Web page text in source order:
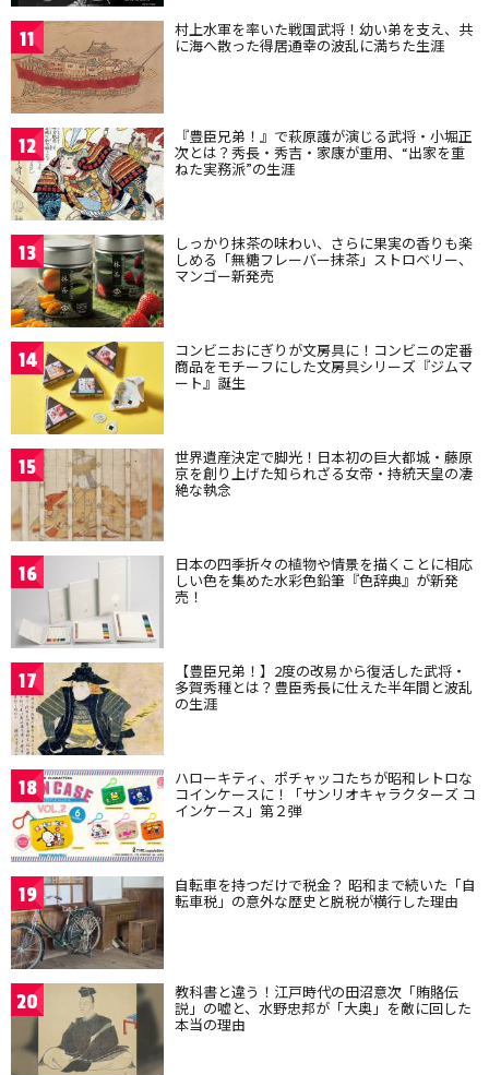
11 村上水軍を率いた戦国武将！幼い弟を支え、共
に海へ散った得居通幸の波乱に満ちた生涯
12 『豊臣兄弟！』で萩原護が演じる武将・小堀正
次とは？秀長・秀吉・家康が重用、“出家を重
ねた実務派”の生涯
13 しっかり抹茶の味わい、さらに果実の香りも楽
しめる「無糖フレーバー抹茶」ストロベリー、
マンゴー新発売
14 コンビニおにぎりが文房具に！コンビニの定番
商品をモチーフにした文房具シリーズ『ジムマ
ート』誕生
15 世界遺産決定で脚光！日本初の巨大都城・藤原
京を創り上げた知られざる女帝・持統天皇の凄
絶な執念
16 日本の四季折々の植物や情景を描くことに相応
しい色を集めた水彩色鉛筆『色辞典』が新発
売！
17 【豊臣兄弟！】2度の改易から復活した武将・
多賀秀種とは？豊臣秀長に仕えた半年間と波乱
の生涯
18 ハローキティ、ポチャッコたちが昭和レトロな
コインケースに！「サンリオキャラクターズ コ
インケース」第２弾
19 自転車を持つだけで税金？ 昭和まで続いた「自
転車税」の意外な歴史と脱税が横行した理由
20 教科書と違う！江戸時代の田沼意次「賄賂伝
説」の嘘と、水野忠邦が「大奥」を敵に回した
本当の理由